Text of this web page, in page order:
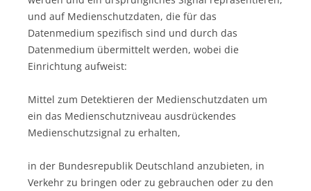
und auf Medienschutzdaten, die für das
Datenmedium spezifisch sind und durch das
Datenmedium übermittelt werden, wobei die
Einrichtung aufweist:
Mittel zum Detektieren der Medienschutzdaten um
ein das Medienschutzniveau ausdrückendes
Medienschutzsignal zu erhalten,
in der Bundesrepublik Deutschland anzubieten, in
Verkehr zu bringen oder zu gebrauchen oder zu den